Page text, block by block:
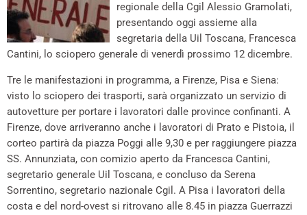
regionale della Cgil Alessio Gramolati,
presentando oggi assieme alla
segretaria della Uil Toscana, Francesca
Cantini, lo sciopero generale di venerdì prossimo 12 dicembre.
Tre le manifestazioni in programma, a Firenze, Pisa e Siena:
visto lo sciopero dei trasporti, sarà organizzato un servizio di
autovetture per portare i lavoratori dalle province confinanti. A
Firenze, dove arriveranno anche i lavoratori di Prato e Pistoia, il
corteo partirà da piazza Poggi alle 9,30 e per raggiungere piazza
SS. Annunziata, con comizio aperto da Francesca Cantini,
segretario generale Uil Toscana, e concluso da Serena
Sorrentino, segretario nazionale Cgil. A Pisa i lavoratori della
costa e del nord-ovest si ritrovano alle 8.45 in piazza Guerrazzi